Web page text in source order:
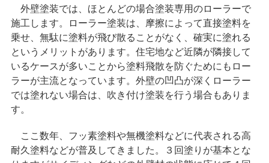
外壁塗装では、ほとんどの場合塗装専用のローラーで
施工します。ローラー塗装は、摩擦によって直接塗料を
乗せ、無駄に塗料が飛び散ることがなく、確実に塗れる
というメリットがあります。住宅地など近隣が隣接して
いるケースが多いことから塗料飛散を防ぐためにもロー
ラーが主流となっています。外壁の凹凸が深くローラー
では塗れない場合は、吹き付け塗装を行う場合もありま
す。
ここ数年、フッ素塗料や無機塗料などに代表される高
耐久塗料などが普及してきました。３回塗りが基本とな